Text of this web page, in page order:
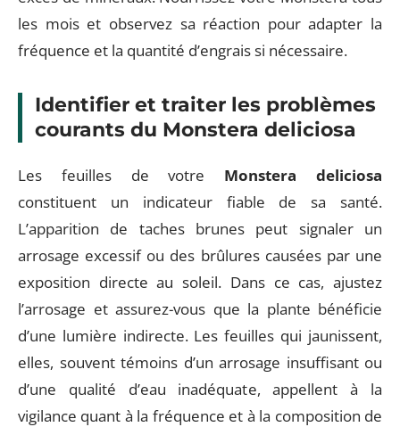
les mois et observez sa réaction pour adapter la
fréquence et la quantité d’engrais si nécessaire.
Identifier et traiter les problèmes
courants du Monstera deliciosa
Les feuilles de votre Monstera deliciosa
constituent un indicateur fiable de sa santé.
L’apparition de taches brunes peut signaler un
arrosage excessif ou des brûlures causées par une
exposition directe au soleil. Dans ce cas, ajustez
l’arrosage et assurez-vous que la plante bénéficie
d’une lumière indirecte. Les feuilles qui jaunissent,
elles, souvent témoins d’un arrosage insuffisant ou
d’une qualité d’eau inadéquate, appellent à la
vigilance quant à la fréquence et à la composition de